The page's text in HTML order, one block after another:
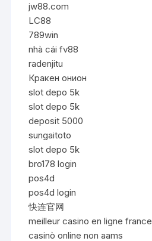
jw88.com
LC88
789win
nhà cái fv88
radenjitu
Кракен онион
slot depo 5k
slot depo 5k
deposit 5000
sungaitoto
slot depo 5k
bro178 login
pos4d
pos4d login
快连官网
meilleur casino en ligne france
casinò online non aams